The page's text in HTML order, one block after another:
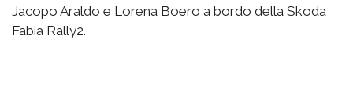
Jacopo Araldo e Lorena Boero a bordo della Skoda
Fabia Rally2.